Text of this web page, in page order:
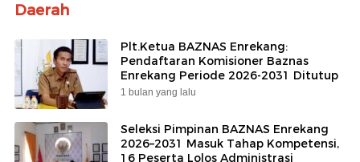
Daerah
Plt.Ketua BAZNAS Enrekang:
Pendaftaran Komisioner Baznas
Enrekang Periode 2026-2031 Ditutup
1 bulan yang lalu
Seleksi Pimpinan BAZNAS Enrekang
2026–2031 Masuk Tahap Kompetensi,
16 Peserta Lolos Administrasi